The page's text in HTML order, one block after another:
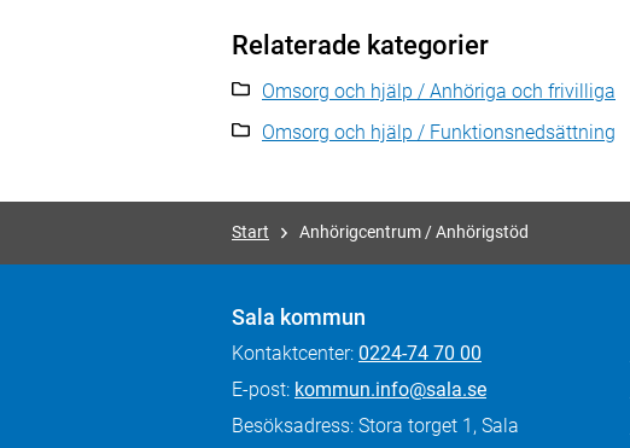
Relaterade kategorier
Omsorg och hjälp / Anhöriga och frivilliga
Omsorg och hjälp / Funktionsnedsättning
Start Anhörigcentrum / Anhörigstöd
Sala kommun
Kontaktcenter: 0224-74 70 00
E-post: kommun.info@sala.se
Besöksadress: Stora torget 1, Sala